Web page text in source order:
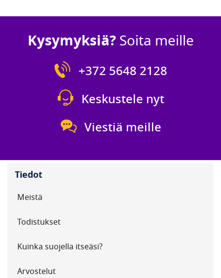
Kysymyksiä?Soita meille
+372 5648 2128
Keskustele nyt
Viestiä meille
Tiedot
Meistä
Todistukset
Kuinka suojella itseäsi?
Arvostelut